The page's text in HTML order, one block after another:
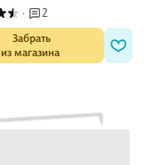
· 2
Забрать
из магазина